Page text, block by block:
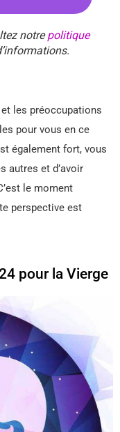
notrepolitique
les préoccupations
pour vous en ce
également fort, vous
autres et d’avoir
le moment
perspective est
pour la Vierge